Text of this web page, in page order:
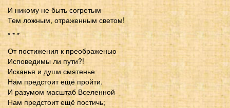
И никому не быть согретым
Тем ложным, отраженным светом!
* * *
От постижения к преображенью
Исповедимы ли пути?!
Исканья и души смятенье
Нам предстоит ещё пройти.
И разумом масштаб Вселенной
Нам предстоит ещё постичь;